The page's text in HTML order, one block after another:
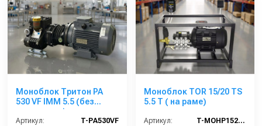
Моноблок Тритон PA
530 VF IMM 5.5 (без
регулятора)
Артикул:
T-PA530VF
Моноблок TOR 15/20 TS
5.5 T ( на раме)
Артикул:
T-MOHP1520RN